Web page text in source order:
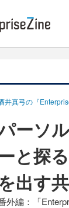
井真弓の『
ーソ
と探
を出す
外編：「